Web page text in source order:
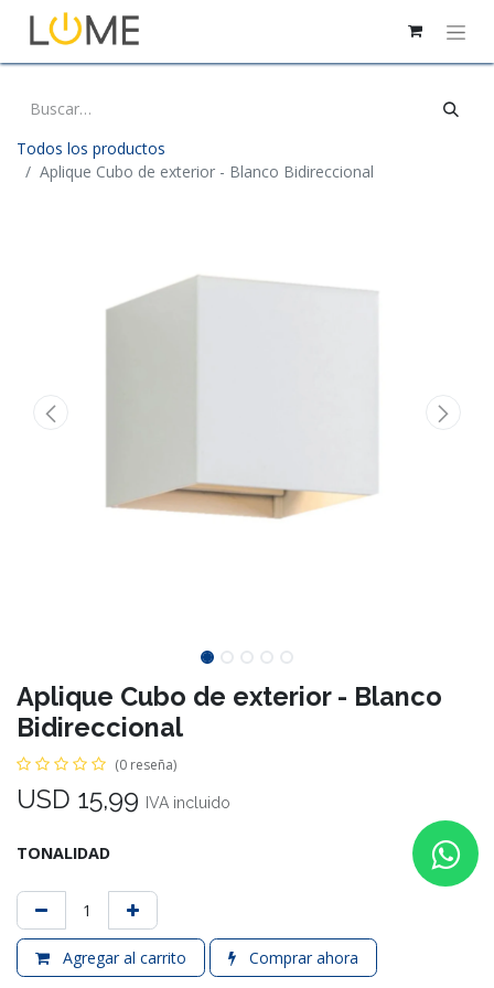
Todos los productos
Aplique Cubo de exterior - Blanco Bidireccional
Aplique Cubo de exterior - Blanco
Bidireccional
(0 reseña)
USD 15,99 IVA incluido
TONALIDAD
Agregar al carrito Comprar ahora